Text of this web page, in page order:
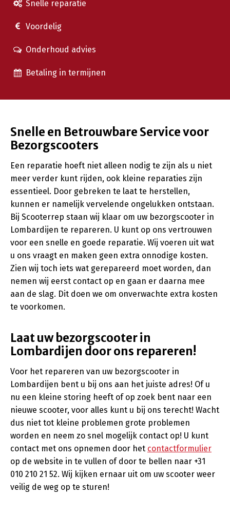
Snelle reparatie
Voordelig
Onderhoud advies
Betaling in termijnen
Snelle en Betrouwbare Service voor
Bezorgscooters
Een reparatie hoeft niet alleen nodig te zijn als u niet
meer verder kunt rijden, ook kleine reparaties zijn
essentieel. Door gebreken te laat te herstellen,
kunnen er namelijk vervelende ongelukken ontstaan.
Bij Scooterrep staan wij klaar om uw bezorgscooter in
Lombardijen te repareren. U kunt op ons vertrouwen
voor een snelle en goede reparatie. Wij voeren uit wat
u ons vraagt en maken geen extra onnodige kosten.
Zien wij toch iets wat gerepareerd moet worden, dan
nemen wij eerst contact op en gaan er daarna mee
aan de slag. Dit doen we om onverwachte extra kosten
te voorkomen.
Laat uw bezorgscooter in
Lombardijen door ons repareren!
Voor het repareren van uw bezorgscooter in
Lombardijen bent u bij ons aan het juiste adres! Of u
nu een kleine storing heeft of op zoek bent naar een
nieuwe scooter, voor alles kunt u bij ons terecht! Wacht
dus niet tot kleine problemen grote problemen
worden en neem zo snel mogelijk contact op! U kunt
contact met ons opnemen door het contactformulier
op de website in te vullen of door te bellen naar +31
010 210 21 52. Wij kijken ernaar uit om uw scooter weer
veilig de weg op te sturen!